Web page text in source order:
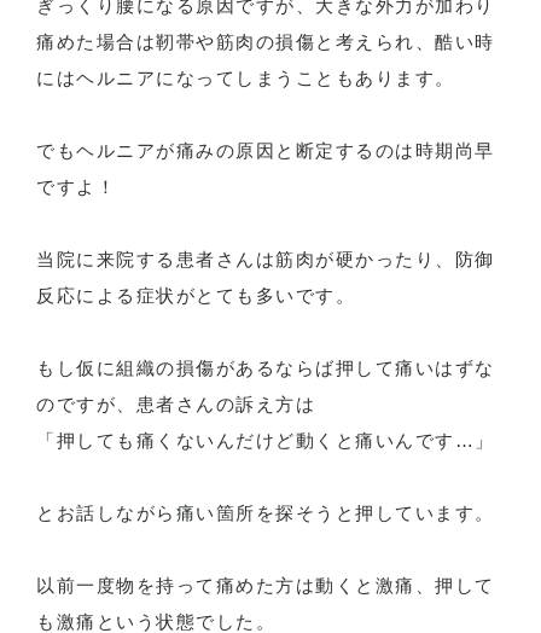
ぎっくり腰になる原因ですが、大きな外力が加わり
痛めた場合は靭帯や筋肉の損傷と考えられ、酷い時
にはヘルニアになってしまうこともあります。
でもヘルニアが痛みの原因と断定するのは時期尚早
ですよ！
当院に来院する患者さんは筋肉が硬かったり、防御
反応による症状がとても多いです。
もし仮に組織の損傷があるならば押して痛いはずな
のですが、患者さんの訴え方は
「押しても痛くないんだけど動くと痛いんです…」
とお話しながら痛い箇所を探そうと押しています。
以前一度物を持って痛めた方は動くと激痛、押して
も激痛という状態でした。